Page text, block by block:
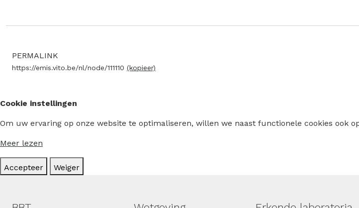
PERMALINK
https://emis.vito.be/nl/node/111110 (kopieer)
Cookie instellingen
Om uw ervaring op onze website te optimaliseren, willen we naast functionele cookies ook
Meer lezen
Accepteer Weiger